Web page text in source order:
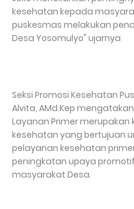
kesehatan kepada
puskesmas melakukan
Desa Yosomulyo" ujarnya
Seksi Promosi Kesehatan
Alvita, AMd.Kep
Layanan Primer
kesehatan yang bertujuan
pelayanan kesehatan
peningkatan upaya
masyarakat Desa.